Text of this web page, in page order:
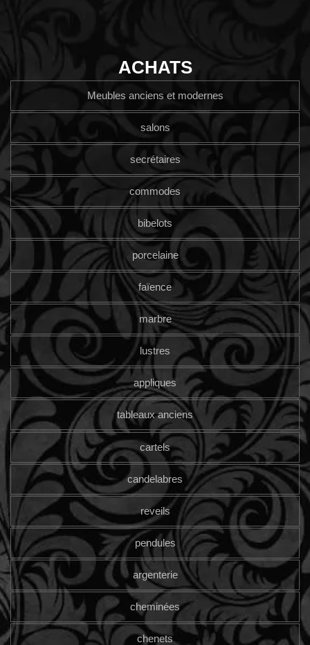
ACHATS
Meubles anciens et modernes
salons
secrétaires
commodes
bibelots
porcelaine
faïence
marbre
lustres
appliques
tableaux anciens
cartels
candelabres
reveils
pendules
argenterie
cheminées
chenets